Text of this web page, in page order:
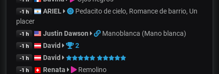
-1 h ARIEL
Pedacito de cielo, Romance de barrio, Un
placer
-1 h Justin Dawson Manoblanca (Mano blanca)
-1 h David 2
-1 h David
-1 h Renata Remolino